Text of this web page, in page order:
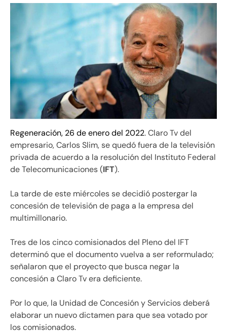
Regeneración, 26 de enero del 2022. Claro Tv del
empresario, Carlos Slim, se quedó fuera de la televisión
privada de acuerdo a la resolución del Instituto Federal
de Telecomunicaciones (IFT).
La tarde de este miércoles se decidió postergar la
concesión de televisión de paga a la empresa del
multimillonario.
Tres de los cinco comisionados del Pleno del IFT
determinó que el documento vuelva a ser reformulado;
señalaron que el proyecto que busca negar la
concesión a Claro Tv era deficiente.
Por lo que, la Unidad de Concesión y Servicios deberá
elaborar un nuevo dictamen para que sea votado por
los comisionados.